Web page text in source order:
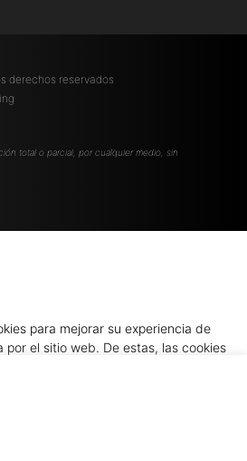
derechos reservados
total o parcial, por cualquier medio, sin
para mejorar su experiencia de
por el sitio web. De estas, las cookies